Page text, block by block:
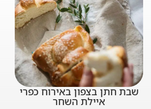
שבת חתן בצפון באירוח כפרי
איילת השחר